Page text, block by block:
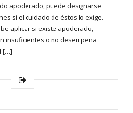
apoderado, puede designarse
si el cuidado de éstos lo exige.
aplicar si existe apoderado,
insuficientes o no desempeña
[…]